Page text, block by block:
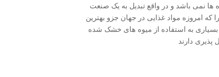
ها نمی باشد و در واقع تبدیل به یک صنعت
امروزه مواد غذایی در جهان جزو بهترین
به استفاده از میوه های خشک شده
پذیری دارند